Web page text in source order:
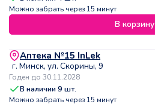
Можно забрать через 15 минут
В корзину
Аптека №15 InLek
г. Минск, ул. Скорины, 9
Годен до 30.11.2028
В наличии9 шт.
Можно забрать через 15 минут